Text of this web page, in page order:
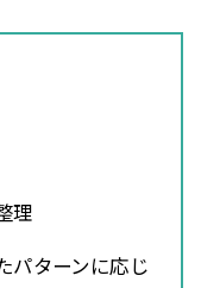
理
パターンに応じ